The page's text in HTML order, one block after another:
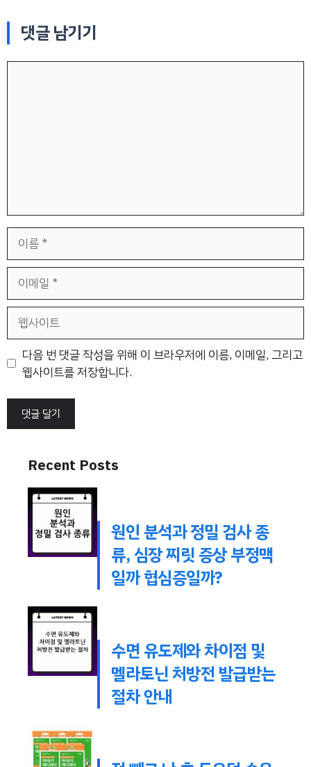
댓글 남기기
일
트
다음 번 댓글 작성을 위해 이 브라우저에 이름, 이메일, 그리고
웹사이트를 저장합니다.
Recent Posts
원인 분석과 정밀 검사 종
류, 심장 찌릿 증상 부정맥
일까 협심증일까?
수면 유도제와 차이점 및
멜라토닌 처방전 발급받는
절차 안내